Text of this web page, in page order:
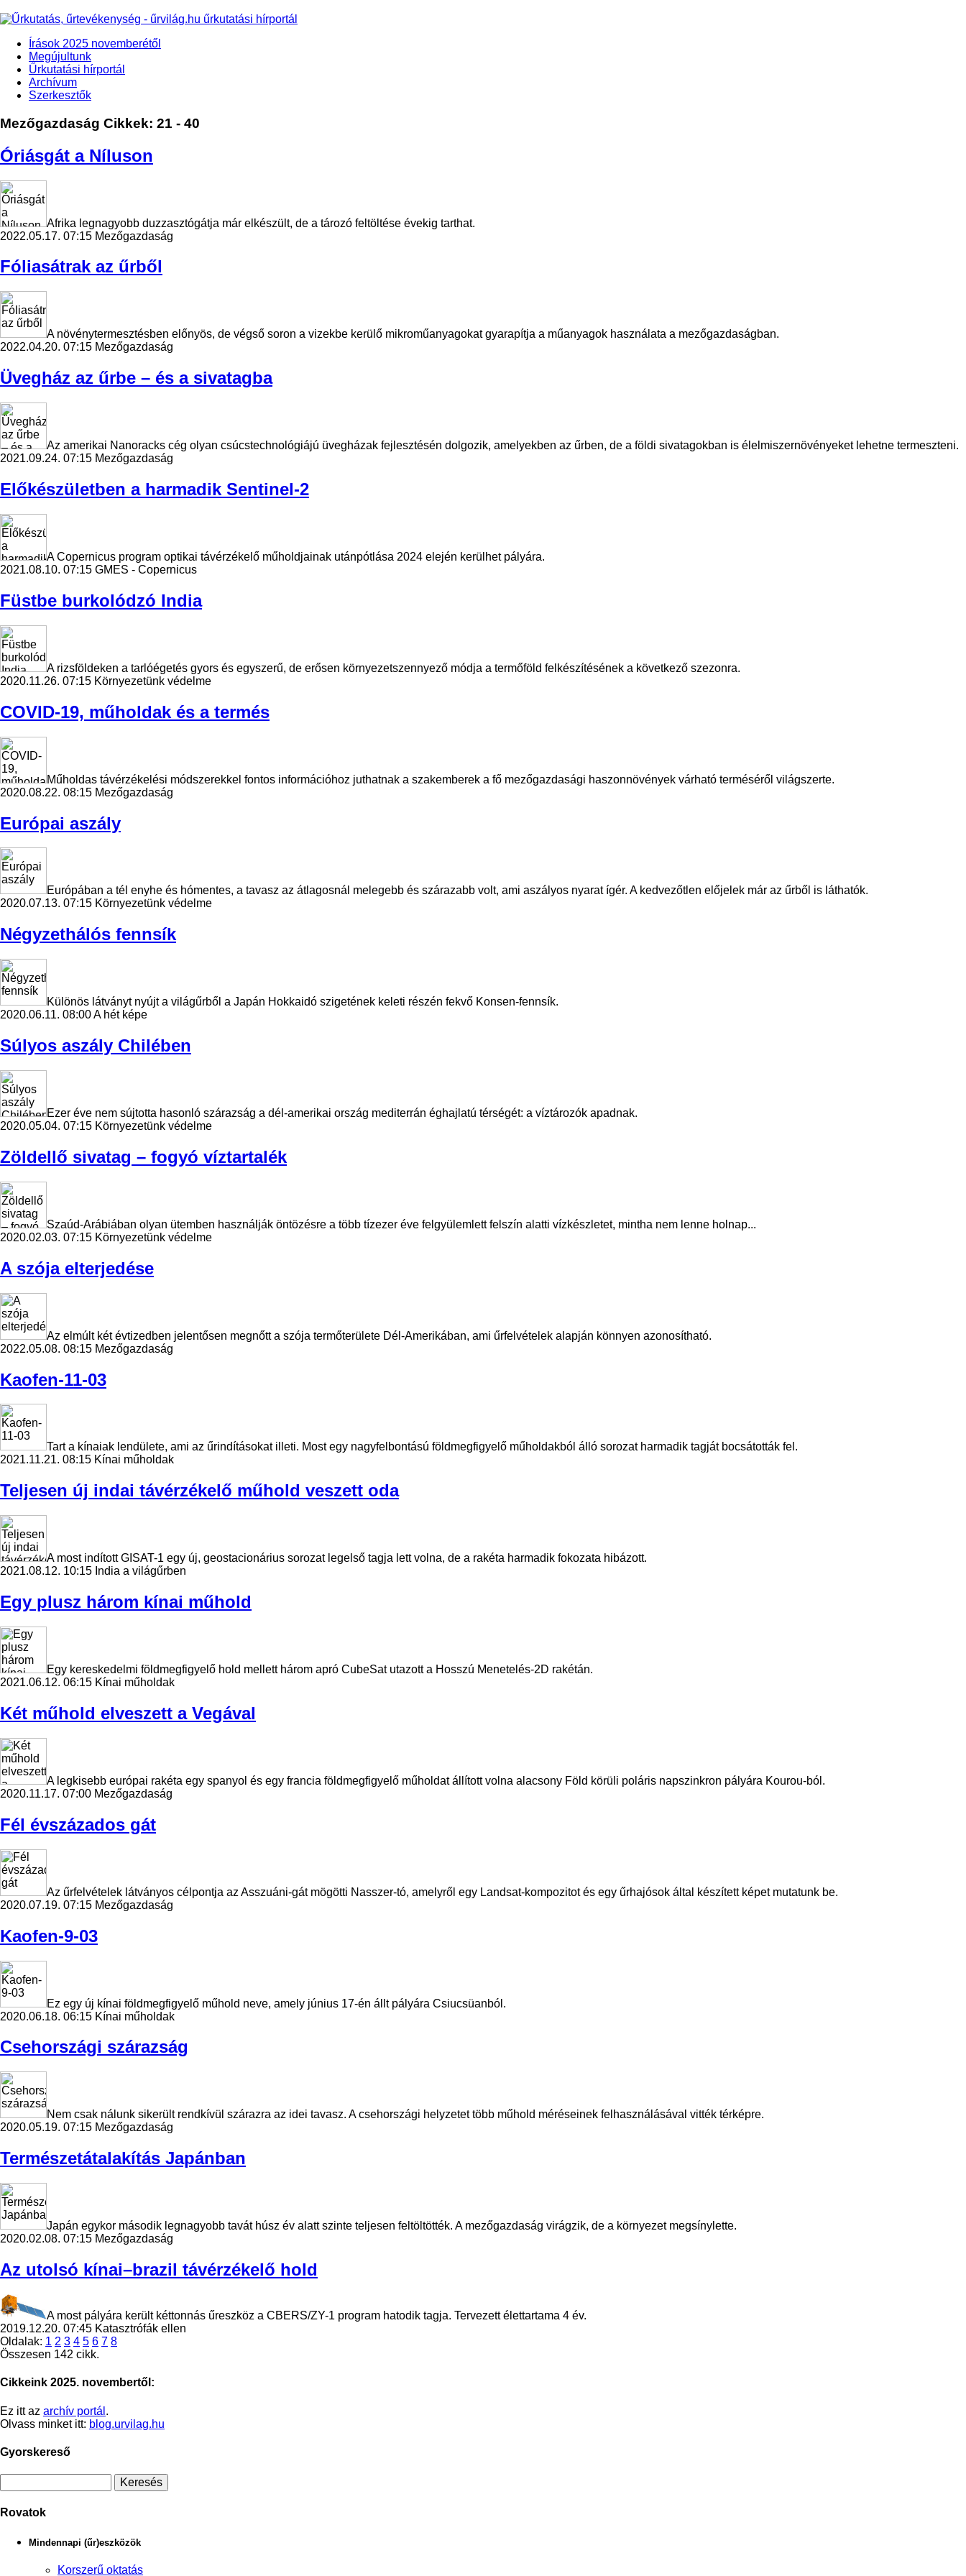
Írások 2025 novemberétől
Megújultunk
Űrkutatási hírportál
Archívum
Szerkesztők
Mezőgazdaság Cikkek: 21 - 40
Óriásgát a Níluson
Afrika legnagyobb duzzasztógátja már elkészült, de a tározó feltöltése évekig tarthat.
2022.05.17. 07:15 Mezőgazdaság
Fóliasátrak az űrből
A növénytermesztésben előnyös, de végső soron a vizekbe kerülő mikroműanyagokat gyarapítja a műanyagok használata a mezőgazdaságban.
2022.04.20. 07:15 Mezőgazdaság
Üvegház az űrbe – és a sivatagba
Az amerikai Nanoracks cég olyan csúcstechnológiájú üvegházak fejlesztésén dolgozik, amelyekben az űrben, de a földi sivatagokban is élelmiszernövényeket lehetne termeszteni.
2021.09.24. 07:15 Mezőgazdaság
Előkészületben a harmadik Sentinel-2
A Copernicus program optikai távérzékelő műholdjainak utánpótlása 2024 elején kerülhet pályára.
2021.08.10. 07:15 GMES - Copernicus
Füstbe burkolódzó India
A rizsföldeken a tarlóégetés gyors és egyszerű, de erősen környezetszennyező módja a termőföld felkészítésének a következő szezonra.
2020.11.26. 07:15 Környezetünk védelme
COVID-19, műholdak és a termés
Műholdas távérzékelési módszerekkel fontos információhoz juthatnak a szakemberek a fő mezőgazdasági haszonnövények várható terméséről világszerte.
2020.08.22. 08:15 Mezőgazdaság
Európai aszály
Európában a tél enyhe és hómentes, a tavasz az átlagosnál melegebb és szárazabb volt, ami aszályos nyarat ígér. A kedvezőtlen előjelek már az űrből is láthatók.
2020.07.13. 07:15 Környezetünk védelme
Négyzethálós fennsík
Különös látványt nyújt a világűrből a Japán Hokkaidó szigetének keleti részén fekvő Konsen-fennsík.
2020.06.11. 08:00A hét képe
Súlyos aszály Chilében
Ezer éve nem sújtotta hasonló szárazság a dél-amerikai ország mediterrán éghajlatú térségét: a víztározók apadnak.
2020.05.04. 07:15 Környezetünk védelme
Zöldellő sivatag – fogyó víztartalék
Szaúd-Arábiában olyan ütemben használják öntözésre a több tízezer éve felgyülemlett felszín alatti vízkészletet, mintha nem lenne holnap...
2020.02.03. 07:15 Környezetünk védelme
A szója elterjedése
Az elmúlt két évtizedben jelentősen megnőtt a szója termőterülete Dél-Amerikában, ami űrfelvételek alapján könnyen azonosítható.
2022.05.08. 08:15 Mezőgazdaság
Kaofen-11-03
Tart a kínaiak lendülete, ami az űrindításokat illeti. Most egy nagyfelbontású földmegfigyelő műholdakból álló sorozat harmadik tagját bocsátották fel.
2021.11.21. 08:15 Kínai műholdak
Teljesen új indai távérzékelő műhold veszett oda
A most indított GISAT-1 egy új, geostacionárius sorozat legelső tagja lett volna, de a rakéta harmadik fokozata hibázott.
2021.08.12. 10:15 India a világűrben
Egy plusz három kínai műhold
Egy kereskedelmi földmegfigyelő hold mellett három apró CubeSat utazott a Hosszú Menetelés-2D rakétán.
2021.06.12. 06:15 Kínai műholdak
Két műhold elveszett a Vegával
A legkisebb európai rakéta egy spanyol és egy francia földmegfigyelő műholdat állított volna alacsony Föld körüli poláris napszinkron pályára Kourou-ból.
2020.11.17. 07:00 Mezőgazdaság
Fél évszázados gát
Az űrfelvételek látványos célpontja az Asszuáni-gát mögötti Nasszer-tó, amelyről egy Landsat-kompozitot és egy űrhajósok által készített képet mutatunk be.
2020.07.19. 07:15 Mezőgazdaság
Kaofen-9-03
Ez egy új kínai földmegfigyelő műhold neve, amely június 17-én állt pályára Csiucsüanból.
2020.06.18. 06:15 Kínai műholdak
Csehországi szárazság
Nem csak nálunk sikerült rendkívül szárazra az idei tavasz. A csehországi helyzetet több műhold méréseinek felhasználásával vitték térképre.
2020.05.19. 07:15 Mezőgazdaság
Természetátalakítás Japánban
Japán egykor második legnagyobb tavát húsz év alatt szinte teljesen feltöltötték. A mezőgazdaság virágzik, de a környezet megsínylette.
2020.02.08. 07:15 Mezőgazdaság
Az utolsó kínai–brazil távérzékelő hold
A most pályára került kéttonnás űreszköz a CBERS/ZY-1 program hatodik tagja. Tervezett élettartama 4 év.
2019.12.20. 07:45 Katasztrófák ellen
Oldalak: 1 2 3 4 5 6 7 8
Összesen 142 cikk.
Cikkeink 2025. novembertől:
Ez itt az archív portál .
Olvass minket itt: blog.urvilag.hu
Gyorskereső
Rovatok
Mindennapi (űr)eszközök
Korszerű oktatás